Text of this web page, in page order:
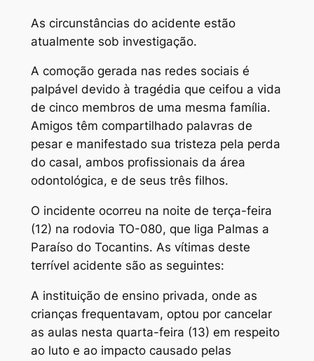
As circunstâncias do acidente estão
atualmente sob investigação.
A comoção gerada nas redes sociais é
palpável devido à tragédia que ceifou a vida
de cinco membros de uma mesma família.
Amigos têm compartilhado palavras de
pesar e manifestado sua tristeza pela perda
do casal, ambos profissionais da área
odontológica, e de seus três filhos.
O incidente ocorreu na noite de terça-feira
(12) na rodovia TO-080, que liga Palmas a
Paraíso do Tocantins. As vítimas deste
terrível acidente são as seguintes:
A instituição de ensino privada, onde as
crianças frequentavam, optou por cancelar
as aulas nesta quarta-feira (13) em respeito
ao luto e ao impacto causado pelas